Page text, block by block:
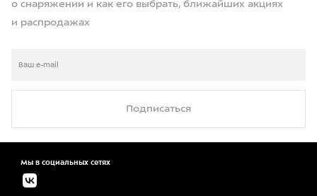
о снаряжении и как его выбрать, ближайших акциях
и распродажах
Подписаться
Мы в социальных сетях